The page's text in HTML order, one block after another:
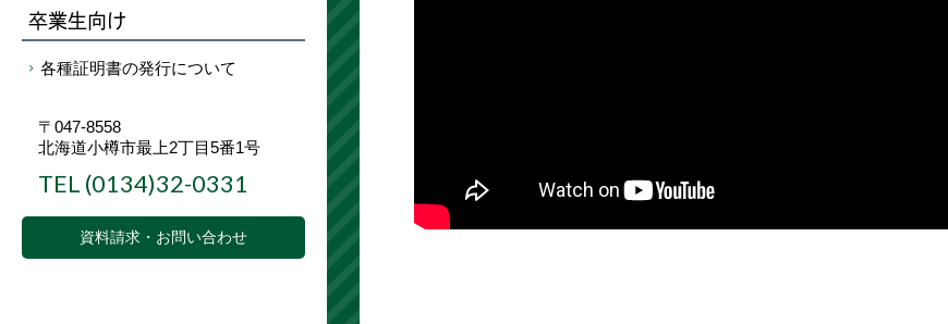
卒業生向け
各種証明書の発行について
〒047-8558
北海道小樽市最上2丁目5番1号
TEL (0134)32-0331
資料請求・お問い合わせ